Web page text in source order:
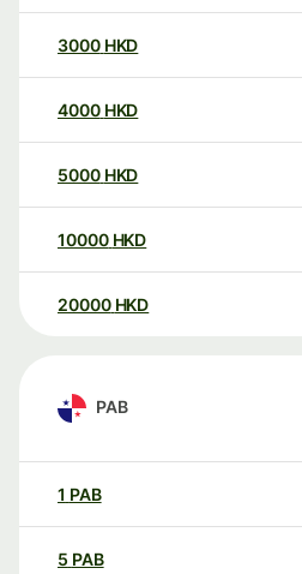
3000 HKD
4000 HKD
5000 HKD
10000 HKD
20000 HKD
PAB
1 PAB
5 PAB